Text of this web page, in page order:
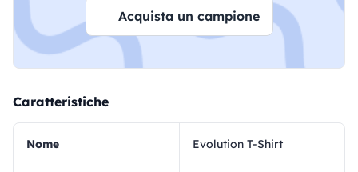
Acquista un campione
Caratteristiche
Nome Evolution T-Shirt